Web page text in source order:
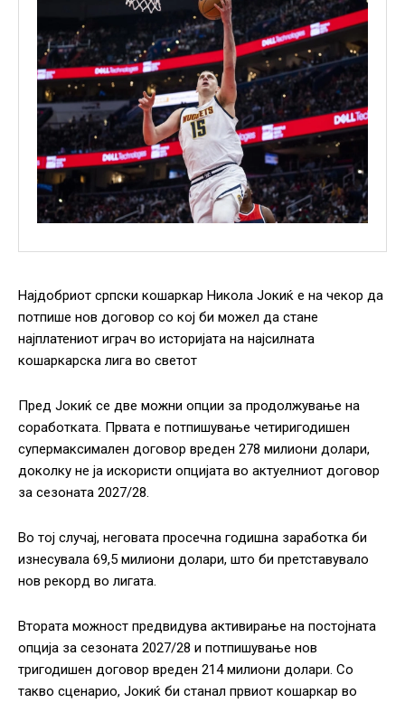
Најдобриот српски кошаркар Никола Јокиќ е на чекор да
потпише нов договор со кој би можел да стане
најплатениот играч во историјата на најсилната
кошаркарска лига во светот
Пред Јокиќ се две можни опции за продолжување на
соработката. Првата е потпишување четиригодишен
супермаксимален договор вреден 278 милиони долари,
доколку не ја искористи опцијата во актуелниот договор
за сезоната 2027/28.
Во тој случај, неговата просечна годишна заработка би
изнесувала 69,5 милиони долари, што би претставувало
нов рекорд во лигата.
Втората можност предвидува активирање на постојната
опција за сезоната 2027/28 и потпишување нов
тригодишен договор вреден 214 милиони долари. Со
такво сценарио, Јокиќ би станал првиот кошаркар во